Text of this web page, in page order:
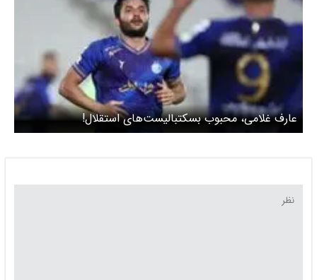
عارف غلامی، محبوب بسکتبالیست‌های استقلال!